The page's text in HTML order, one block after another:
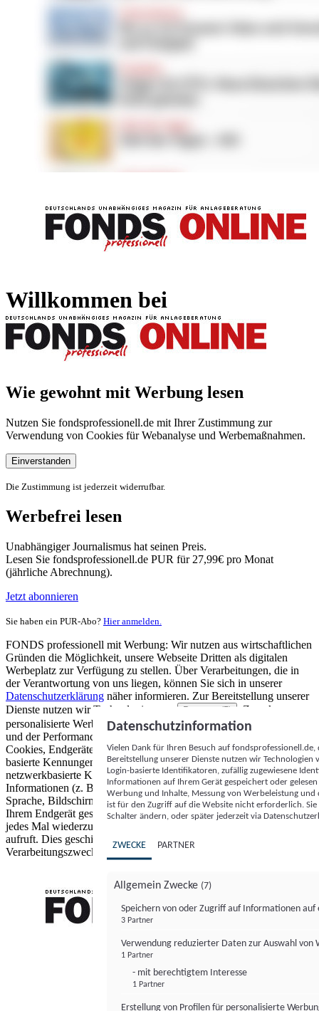
Willkommen bei
Wie gewohnt mit Werbung lesen
Nutzen Sie fondsprofessionell.de mit Ihrer Zustimmung zur
Verwendung von Cookies für Webanalyse und Werbemaßnahmen.
Einverstanden
Die Zustimmung ist jederzeit widerrufbar.
Werbefrei lesen
Unabhängiger Journalismus hat seinen Preis.
Lesen Sie fondsprofessionell.de PUR für 27,99€ pro Monat
(jährliche Abrechnung).
Jetzt abonnieren
Sie haben ein PUR-Abo? Hier anmelden.
FONDS professionell mit Werbung: Wir nutzen aus wirtschaftlichen
Gründen die Möglichkeit, unsere Webseite Dritten als digitalen
Werbeplatz zur Verfügung zu stellen. Über Verarbeitungen, die in
der Verantwortung von uns liegen, können Sie sich in unserer
Datenschutzerklärung näher informieren. Zur Bereitstellung unserer
Dienste nutzen wir Technologien von
Partnern (5)
. Zwecke:
personalisierte Werbung und Inhalte, Messung von Werbeleistung
und der Performance von Inhalten sowie Zielgruppenforschung.
Cookies, Endgeräte- oder ähnliche Online-Kennungen (z. B. login-
basierte Kennungen, zufällig generierte Kennungen,
netzwerkbasierte Kennungen) können zusammen mit anderen
Informationen (z. B. Browsertyp und Browserinformationen,
Sprache, Bildschirmgröße, unterstützte Technologien usw.) auf
Ihrem Endgerät gespeichert oder von dort ausgelesen werden, um es
jedes Mal wiederzuerkennen, wenn es eine App oder einer Webseite
aufruft. Dies geschieht für einen oder mehrere der hier aufgeführten
Verarbeitungszwecke.
Datenschutzinformation
Vielen Dank für Ihren Besuch auf
Bereitstellung unserer Dienste nutzen wir Technologien
Login-basierte Identifikatoren, zufällig zugewiesene
Informationen auf Ihrem Gerät gespeichert oder
Werbung und Inhalte, Messung von Werbeleistung
ist für den Zugriff auf die Website nicht erforderlich.
Schalter ändern, oder später jederzeit via
ZWECKE PARTNER
Allgemein Zwecke (7)
Speichern von oder Zugriff auf Informationen auf
3 Partner
Verwendung reduzierter Daten zur Auswahl von
1 Partner
- mit berechtigtem Interesse
1 Partner
Erstellung von Profilen für personalisierte
FONDS professionell